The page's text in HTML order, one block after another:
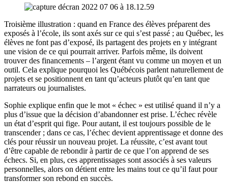
Troisième illustration : quand en France des élèves préparent des
exposés à l’école, ils sont axés sur ce qui s’est passé ; au Québec, les
élèves ne font pas d’exposé, ils partagent des projets en y intégrant
une vision de ce qui pourrait arriver. Parfois même, ils doivent
trouver des financements – l’argent étant vu comme un moyen et un
outil. Cela explique pourquoi les Québécois parlent naturellement de
projets et se positionnent en tant qu’acteurs plutôt qu’en tant que
narrateurs ou journalistes.
Sophie explique enfin que le mot « échec » est utilisé quand il n’y a
plus d’issue que la décision d’abandonner est prise. L’échec révèle
un état d’esprit qui fige. Pour autant, il est toujours possible de le
transcender ; dans ce cas, l’échec devient apprentissage et donne des
clés pour réussir un nouveau projet. La réussite, c’est avant tout
d’être capable de rebondir à partir de ce que l’on apprend de ses
échecs. Si, en plus, ces apprentissages sont associés à ses valeurs
personnelles, alors on détient entre les mains tout ce qu’il faut pour
transformer son rebond en succès.